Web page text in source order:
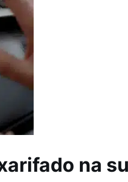
na